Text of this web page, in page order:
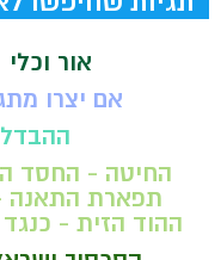
אור וכלי
אם יצרו
ההבדל
החיטה - החסד
תפארת התאנה -
ההוד הזית -